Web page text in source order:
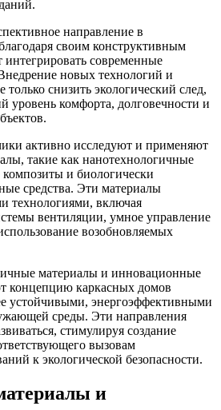
направление в
своим конструктивным
интегрировать современные
новых технологий и
только снизить экологический след,
уровень комфорта, долговечности и
активно исследуют и применяют
такие как нанотехнологичные
и биологически
средства. Эти материалы
технологиями, включая
вентиляции, умное управление
возобновляемых
материалы и инновационные
концепцию каркасных домов
устойчивыми, энергоэффективными
среды. Эти направления
стимулируя создание
вызовам
к экологической безопасности.
и